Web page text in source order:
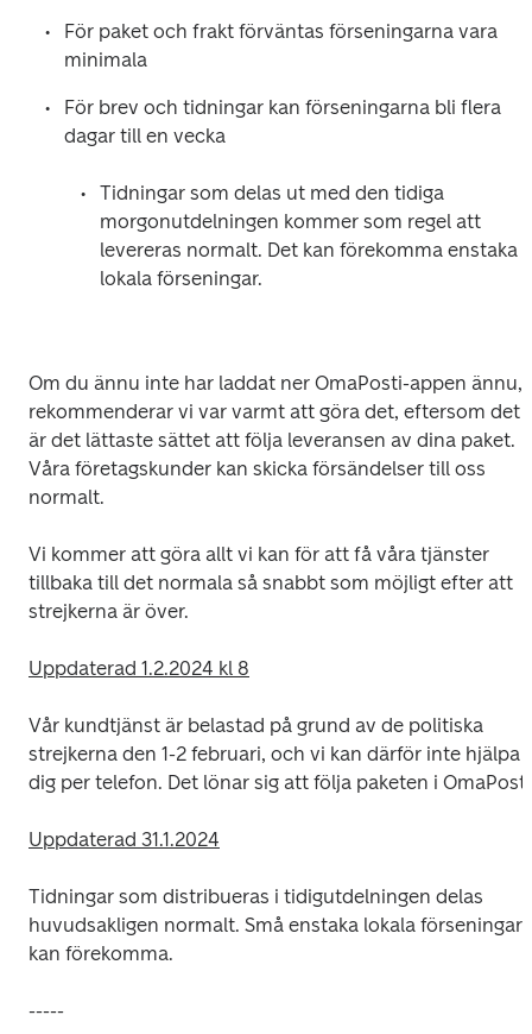
För paket och frakt förväntas förseningarna vara
minimala
För brev och tidningar kan förseningarna bli flera
dagar till en vecka
Tidningar som delas ut med den tidiga
morgonutdelningen kommer som regel att
levereras normalt. Det kan förekomma enstaka
lokala förseningar.
Om du ännu inte har laddat ner OmaPosti-appen ännu,
rekommenderar vi var varmt att göra det, eftersom det
är det lättaste sättet att följa leveransen av dina paket.
Våra företagskunder kan skicka försändelser till oss
normalt.
Vi kommer att göra allt vi kan för att få våra tjänster
tillbaka till det normala så snabbt som möjligt efter att
strejkerna är över.
Uppdaterad 1.2.2024 kl 8
Vår kundtjänst är belastad på grund av de politiska
strejkerna den 1-2 februari, och vi kan därför inte hjälpa
dig per telefon. Det lönar sig att följa paketen i
Uppdaterad 31.1.2024
Tidningar som distribueras i tidigutdelningen delas
huvudsakligen normalt. Små enstaka lokala förseningar
kan förekomma.
-----